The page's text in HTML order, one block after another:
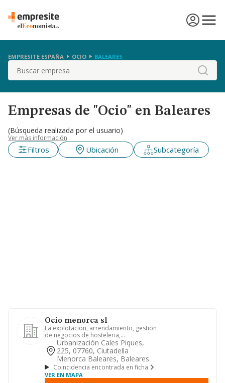
EMPRESITE ESPAÑA OCIO BALEARES
Buscar
Empresas de "Ocio" en Baleares
(Búsqueda realizada por el usuario)
Ver más información
Filtros Ubicación Subcategoría
Ocio menorca sl
La explotacion, arrendamiento, gestion
de negocios de hosteleria,
restauracion y apartamentos turis...
Urbanización Cales Piques,
225, 07760, Ciutadella
Menorca Baleares, Baleares
Coincidencia encontrada en ficha
VER EN MAPA